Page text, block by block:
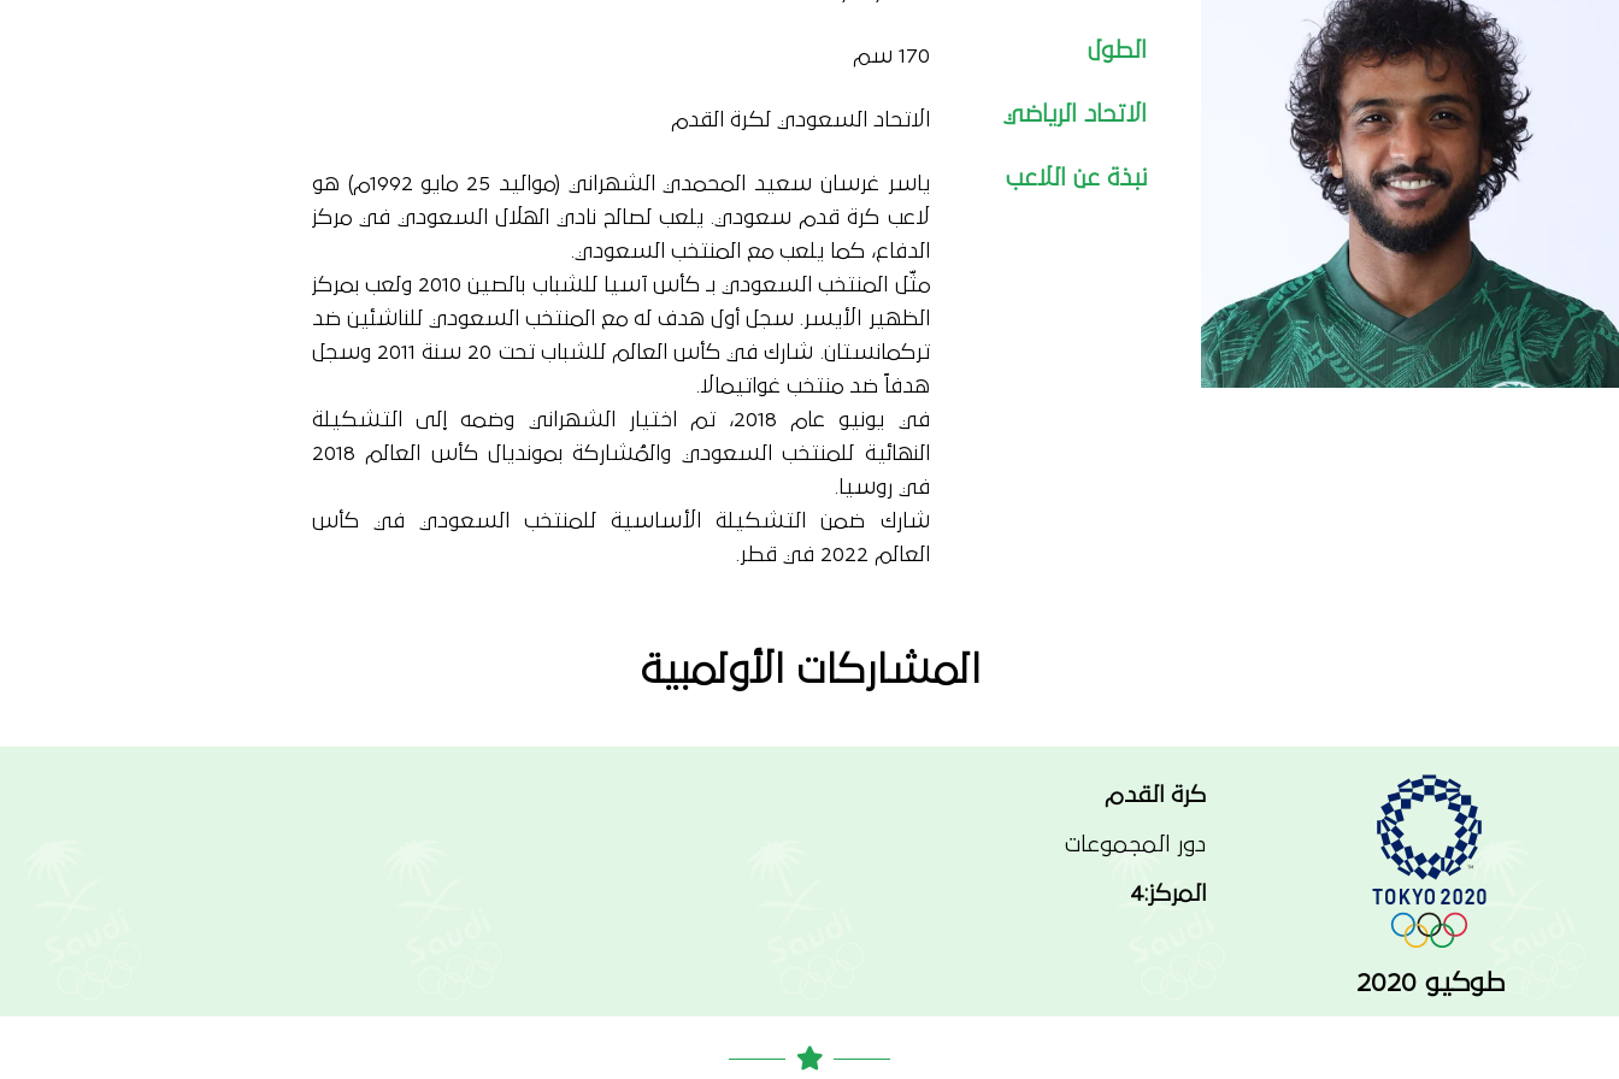
الطول 170 سم
الاتحاد الرياضي الاتحاد السعودي لكرة القدم
نبذة عن اللاعب
ياسر غرسان سعيد المحمدي الشهراني (مواليد 25 مايو 1992م) هو
لاعب كرة قدم سعودي. يلعب لصالح نادي الهلال السعودي في مركز
الدفاع، كما يلعب مع المنتخب السعودي.
مثّل المنتخب السعودي بـ كأس آسيا للشباب بالصين 2010 ولعب بمركز
الظهير الأيسر. سجل أول هدف له مع المنتخب السعودي للناشئين ضد
تركمانستان. شارك في كأس العالم للشباب تحت 20 سنة 2011 وسجل
هدفاً ضد منتخب غواتيمالا.
في يونيو عام 2018، تم اختيار الشهراني وضمه إلى التشكيلة
النهائية للمنتخب السعودي والمُشاركة بمونديال كأس العالم 2018
في روسيا.
شارك ضمن التشكيلة الأساسية للمنتخب السعودي في كأس
العالم 2022 في قطر.
المشاركات الأولمبية
طوكيو 2020
كرة القدم
دور المجموعات
المركز:4